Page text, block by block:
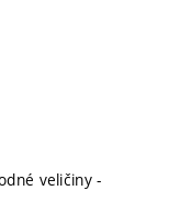
veličiny -